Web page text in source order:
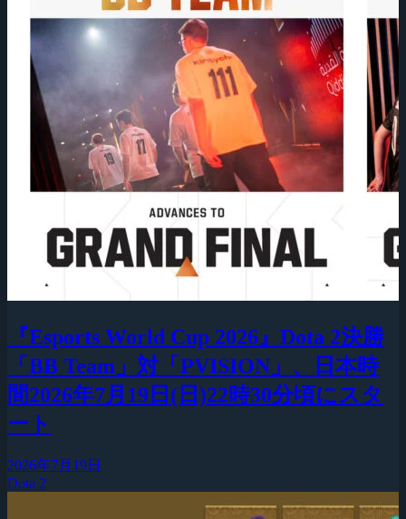
『Esports World Cup 2026』Dota 2決勝
「BB Team」対「PVISION」、日本時
間2026年7月19日(日)22時30分頃にスタ
ート
2026年7月19日
Dota 2